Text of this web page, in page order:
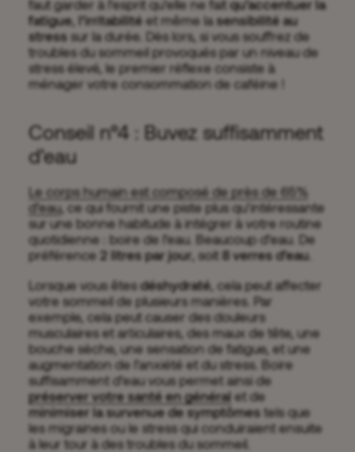
faut garder à l’esprit qu’elle ne fait qu’accentuer la
fatigue, l’irritabilité et même lasensibilité au
stress sur la durée. Dès lors, si vous souffrez de
troubles du sommeil provoqués par un niveau de
stress élevé, le premier réflexe consiste à
ménager votre consommation de caféine !
Conseil n°4 : Buvez suffisamment
d’eau
Le corps humain est composé de près de 65%
d’eau, ce qui fournit une piste plus qu’intéressante
sur une bonne habitude à intégrer à votre routine
quotidienne : boire de l’eau. Beaucoup d’eau. De
préférence 2 litres par jour , soit 8 verres d’eau.
Lorsque vous êtesdéshydraté, cela peut affecter
votre sommeil de plusieurs manières. Par
exemple, cela peut causer des douleurs
musculaires et articulaires, des maux de tête, une
bouche sèche, une sensation de fatigue, et une
augmentation de l’anxiété et du stress. Boire
suffisamment d’eau vous permet ainsi de
préserver votre santé en général et de
minimiser la survenue de symptômes tels que
les migraines ou le stress qui conduiraient ensuite
à leur tour à des troubles du sommeil.